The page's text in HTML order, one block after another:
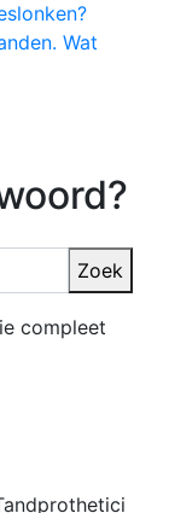
Wat
Zoek
compleet